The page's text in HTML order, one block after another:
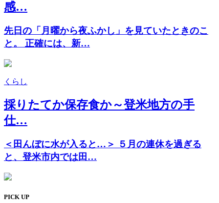
感…
先日の「月曜から夜ふかし」を見ていたときのこ
と。 正確には、新…
くらし
採りたてか保存食か～登米地方の手
仕…
＜田んぼに水が入ると…＞ ５月の連休を過ぎる
と、登米市内では田…
PICK UP